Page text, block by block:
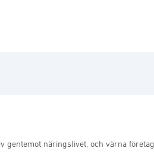
gentemot näringslivet, och värna